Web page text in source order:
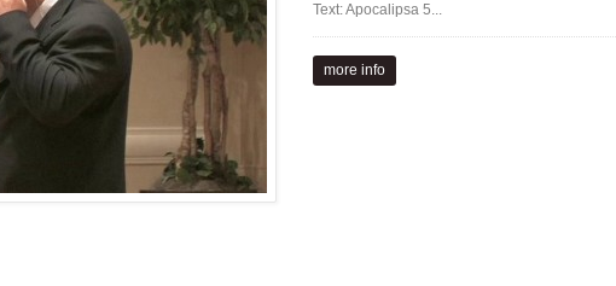
Text: Apocalipsa 5...
more info